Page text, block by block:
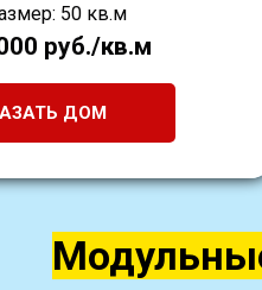
50 кв.м
руб./кв.м
ДОМ